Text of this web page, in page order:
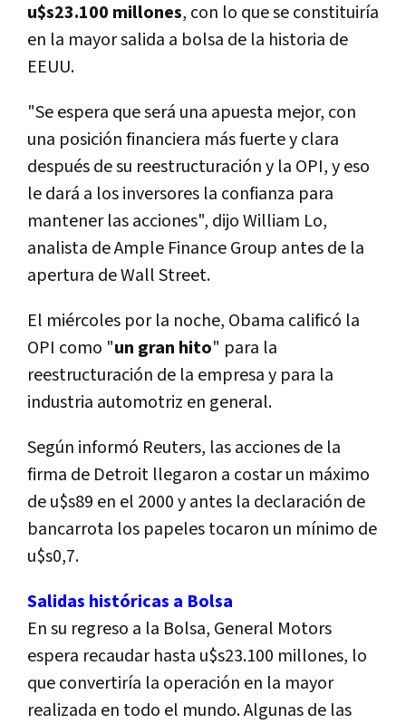
u$s23.100 millones, con lo que se constituiría
en la mayor salida a bolsa de la historia de
EEUU.
"Se espera que será una apuesta mejor, con
una posición financiera más fuerte y clara
después de su reestructuración y la OPI, y eso
le dará a los inversores la confianza para
mantener las acciones", dijo William Lo,
analista de Ample Finance Group antes de la
apertura de Wall Street.
El miércoles por la noche, Obama calificó la
OPI como "un gran hito" para la
reestructuración de la empresa y para la
industria automotriz en general.
Según informó Reuters, las acciones de la
firma de Detroit llegaron a costar un máximo
de u$s89 en el 2000 y antes la declaración de
bancarrota los papeles tocaron un mínimo de
u$s0,7.
Salidas históricas a Bolsa
En su regreso a la Bolsa, General Motors
espera recaudar hasta u$s23.100 millones, lo
que convertiría la operación en la mayor
realizada en todo el mundo. Algunas de las